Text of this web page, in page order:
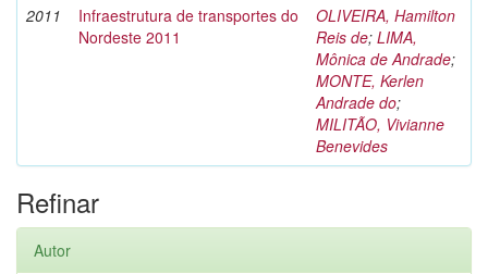
2011
Infraestrutura de transportes do
Nordeste 2011
OLIVEIRA, Hamilton
Reis de; LIMA,
Mônica de Andrade;
MONTE, Kerlen
Andrade do;
MILITÃO, Vivianne
Benevides
Refinar
Autor